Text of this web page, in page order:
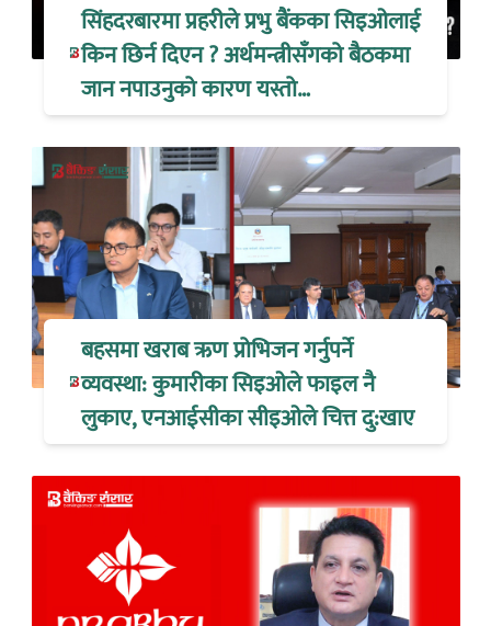
सिंहदरबारमा प्रहरीले प्रभु बैंकका सिइओलाई
किन छिर्न दिएन ? अर्थमन्त्रीसँगको बैठकमा
जान नपाउनुको कारण यस्तो…
बहसमा खराब ऋण प्रोभिजन गर्नुपर्ने
व्यवस्था: कुमारीका सिइओले फाइल नै
लुकाए, एनआईसीका सीइओले चित्त दु:खाए